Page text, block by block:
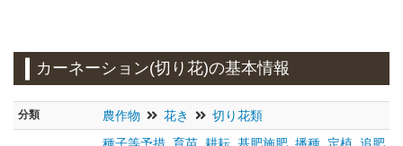
カーネーション(切り花)の基本情報
分類 農作物 花き 切り花類